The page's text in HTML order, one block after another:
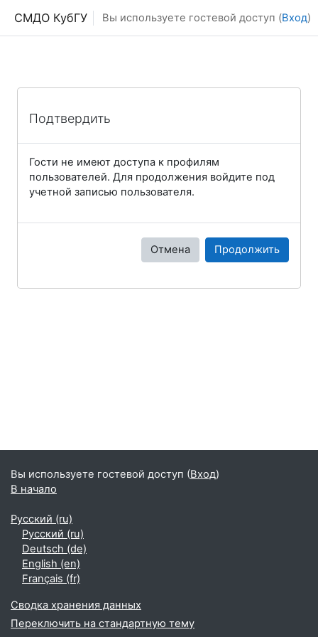
СМДО КубГУ Вы используете гостевой доступ (Вход)
Подтвердить
Гости не имеют доступа к профилям
пользователей. Для продолжения войдите под
учетной записью пользователя.
Отмена Продолжить
Вы используете гостевой доступ (Вход)
В начало
Русский ‎(ru)‎
Русский ‎(ru)‎
Deutsch ‎(de)‎
English ‎(en)‎
Français ‎(fr)‎
Сводка хранения данных
Переключить на стандартную тему